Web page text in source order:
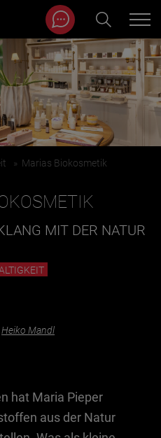
NÄHE ANZEIGEN
» Marias Biokosmetik
MIT DER NATUR
Heiko Mandl
hat Maria Pieper
aus der Natur